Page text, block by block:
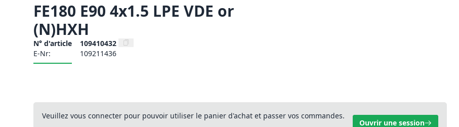
FE180 E90 4x1.5 LPE VDE or
(N)HXH
N° d'article
109410432
E-Nr:
109211436
Veuillez vous connecter pour pouvoir utiliser le panier d'achat et passer vos commandes.
Ouvrir une session